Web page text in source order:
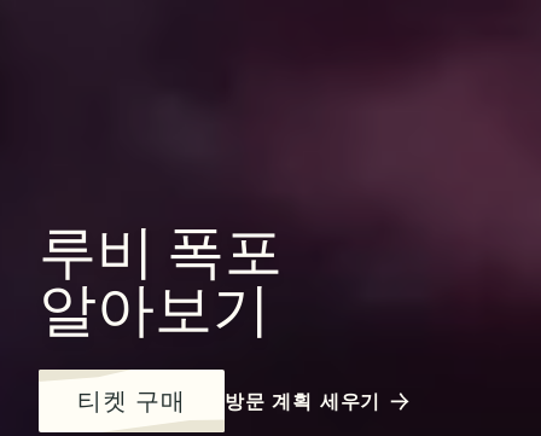
루비 폭포
알아보기
티켓 구매 방문 계획 세우기